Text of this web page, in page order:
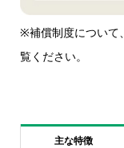
※補償制度について
覧ください。
主な特徴